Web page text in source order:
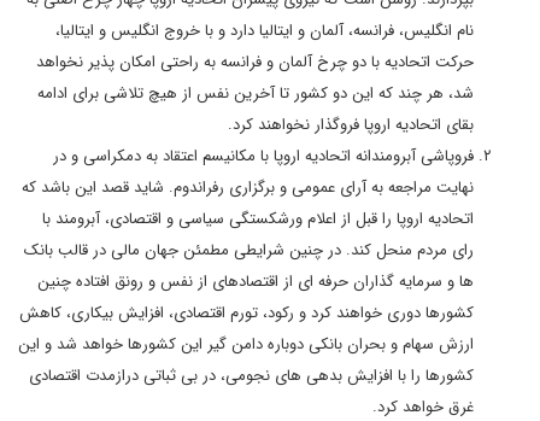
نام انگلیس، فرانسه، آلمان و ایتالیا دارد و با خروج انگلیس و ایتالیا،
حرکت اتحادیه با دو چرخ آلمان و فرانسه به راحتی امکان پذیر نخواهد
شد، هر چند که این دو کشور تا آخرین نفس از هیچ تلاشی برای ادامه
بقای اتحادیه اروپا فروگذار نخواهند کرد.
فروپاشی آبرومندانه اتحادیه اروپا با مکانیسم اعتقاد به دمکراسی و در
نهایت مراجعه به آرای عمومی و برگزاری رفراندوم. شاید قصد این باشد که
اتحادیه اروپا را قبل از اعلام ورشکستگی سیاسی و اقتصادی، آبرومند با
رای مردم منحل کند. در چنین شرایطی مطمئن جهان مالی در قالب بانک
ها و سرمایه گذاران حرفه ای از اقتصادهای از نفس و رونق افتاده چنین
کشورها دوری خواهند کرد و رکود، تورم اقتصادی، افزایش بیکاری، کاهش
ارزش سهام و بحران بانکی دوباره دامن گیر این کشورها خواهد شد و این
کشورها را با افزایش بدهی های نجومی، در بی ثباتی درازمدت اقتصادی
غرق خواهد کرد.